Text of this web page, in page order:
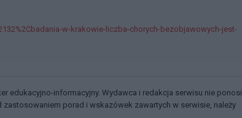
w-krakowie-liczba-chorych-bezobjawowych-jest-
edukacyjno-informacyjny. Wydawca i redakcja serwisu nie ponosi
porad i wskazówek zawartych w serwisie, należy